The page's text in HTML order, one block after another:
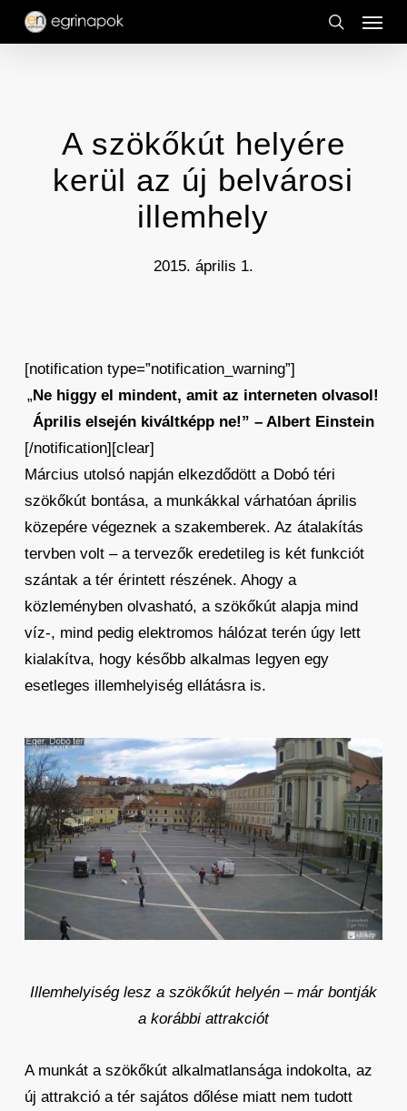
Skip
search
Menu
A szökőkút helyére
kerül az új belvárosi
illemhely
2015. április 1.
[notification type=”notification_warning”]
„Ne higgy el mindent, amit az interneten olvasol!
Április elsején kiváltképp ne!” – Albert Einstein
[/notification][clear]
Március utolsó napján elkezdődött a Dobó téri
szökőkút bontása, a munkákkal várhatóan április
közepére végeznek a szakemberek. Az átalakítás
tervben volt – a tervezők eredetileg is két funkciót
szántak a tér érintett részének. Ahogy a
közleményben olvasható, a szökőkút alapja mind
víz-, mind pedig elektromos hálózat terén úgy lett
kialakítva, hogy később alkalmas legyen egy
esetleges illemhelyiség ellátásra is.
Illemhelyiség lesz a szökőkút helyén – már bontják
a korábbi attrakciót
A munkát a szökőkút alkalmatlansága indokolta, az
új attrakció a tér sajátos dőlése miatt nem tudott